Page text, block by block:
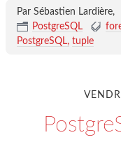
Par Sébastien Lardière,
PostgreSQL
PostgreSQL tuple